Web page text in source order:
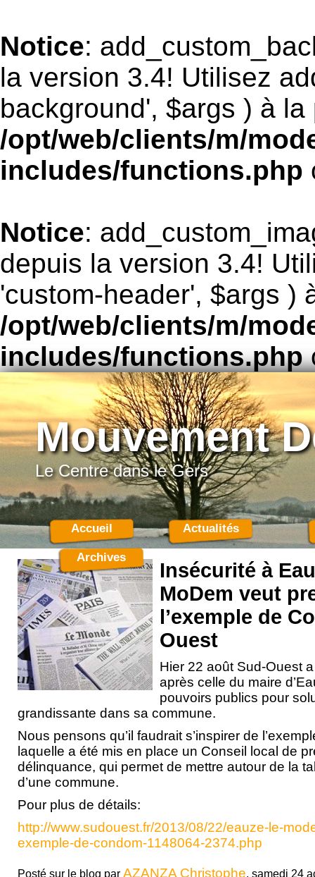
Notice:
la version 3.4! Utilisez
background', $args ) à la
/opt/web/clients/m/
includes/functions.php
Notice:
depuis la version 3.4!
'custom-header', $args )
/opt/web/clients/m/
includes/functions.php
Mouvement
Le Centre dans le Gers
Accueil Actualités
Archives
Insécurité à
MoDem veut
l’exemple de
Ouest
Hier 22 août Sud-Ouest
après celle du maire
pouvoirs publics pour
grandissante dans sa commune.
Nous pensons qu’il faudrait s’inspirer de
laquelle a été mis en place un Conseil local de
délinquance, qui permet de mettre autour de la
d’une commune.
Pour plus de détails:
http://www.sudouest.fr/2013/08/22/eauze-le-
exemple-de-condom-1148064-2374.php
Posté sur le blog par AZANZA Christophe, samedi 24